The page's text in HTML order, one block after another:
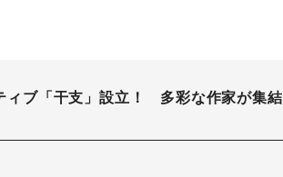
ィブ「干支」設立！ 多彩な作家が集結